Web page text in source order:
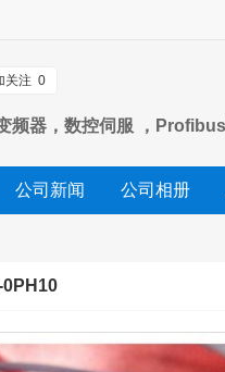
关注 0
频器，数控伺服 ，
公司新闻 公司相册